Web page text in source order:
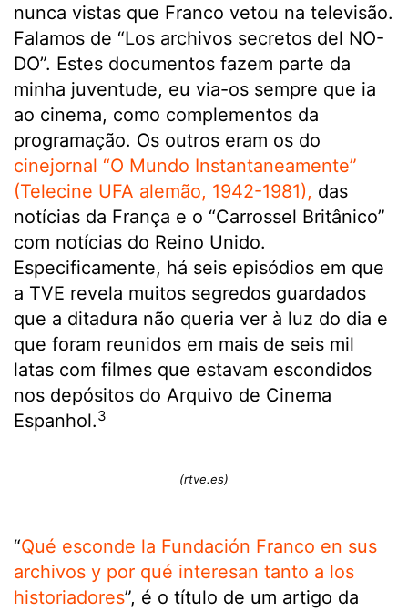
nunca vistas que Franco vetou na televisão.
Falamos de “Los archivos secretos del NO-
DO”. Estes documentos fazem parte da
minha juventude, eu via-os sempre que ia
ao cinema, como complementos da
programação. Os outros eram os do
cinejornal “O Mundo Instantaneamente”
(Telecine UFA alemão, 1942-1981), das
notícias da França e o “Carrossel Britânico”
com notícias do Reino Unido.
Especificamente, há seis episódios em que
a TVE revela muitos segredos guardados
que a ditadura não queria ver à luz do dia e
que foram reunidos em mais de seis mil
latas com filmes que estavam escondidos
nos depósitos do Arquivo de Cinema
Espanhol.3
(rtve.es)
“Qué esconde la Fundación Franco en sus
archivos y por qué interesan tanto a los
historiadores”, é o título de um artigo da